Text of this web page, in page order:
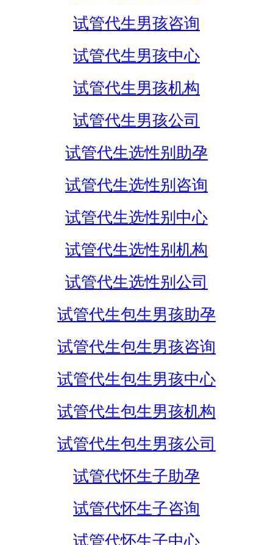
试管代生男孩咨询
试管代生男孩中心
试管代生男孩机构
试管代生男孩公司
试管代生选性别助孕
试管代生选性别咨询
试管代生选性别中心
试管代生选性别机构
试管代生选性别公司
试管代生包生男孩助孕
试管代生包生男孩咨询
试管代生包生男孩中心
试管代生包生男孩机构
试管代生包生男孩公司
试管代怀生子助孕
试管代怀生子咨询
试管代怀生子中心